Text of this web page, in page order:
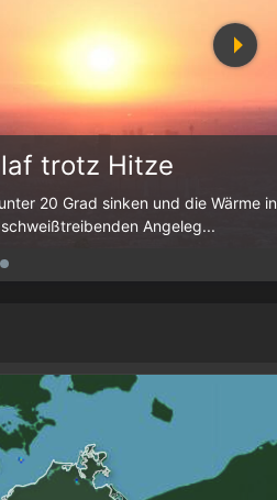
trotz Hitze
20 Grad sinken und die Wärme in
Angeleg...